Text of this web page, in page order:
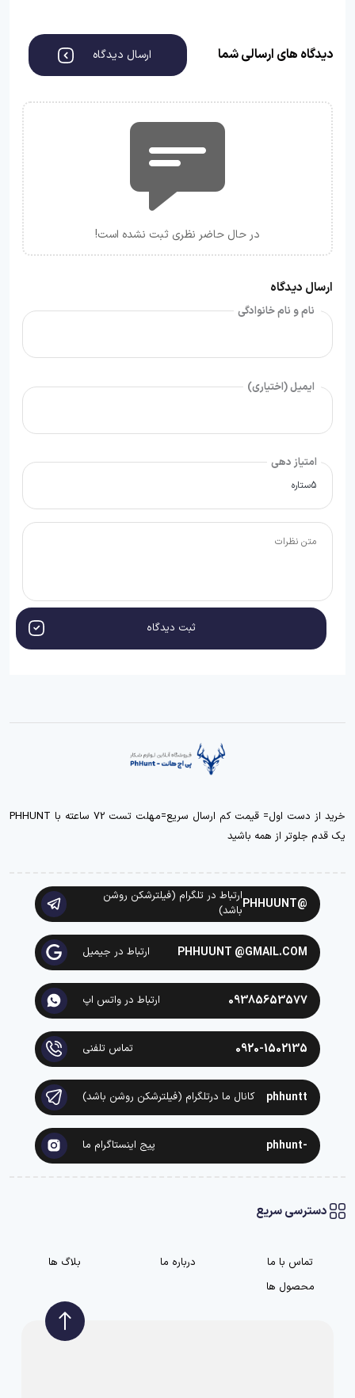
دیدگاه های ارسالی شما ارسال دیدگاه
در حال حاضر نظری ثبت نشده است!
ارسال دیدگاه
نام و نام خانوادگی
ایمیل (اختیاری)
امتیاز دهی
ثبت دیدگاه
خرید از دست اول= قیمت کم ارسال سریع=مهلت تست 72 ساعته با PHHUNT
یک قدم جلوتر از همه باشید
@PHHUUNT
ارتباط در تلگرام (فیلترشکن روشن
باشد)
PHHUUNT @GMAIL.COM ارتباط در جیمیل
09385653577 ارتباط در واتس اپ
0920-1502135 تماس تلفنی
phhuntt کانال ما درتلگرام (فیلترشکن روشن باشد)
-phhunt پیج اینستاگرام ما
دسترسی سریع
تماس با ما درباره ما
بلاگ ها
محصول ها